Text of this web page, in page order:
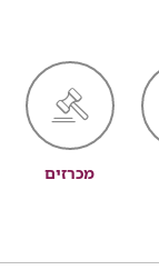
מכרזים